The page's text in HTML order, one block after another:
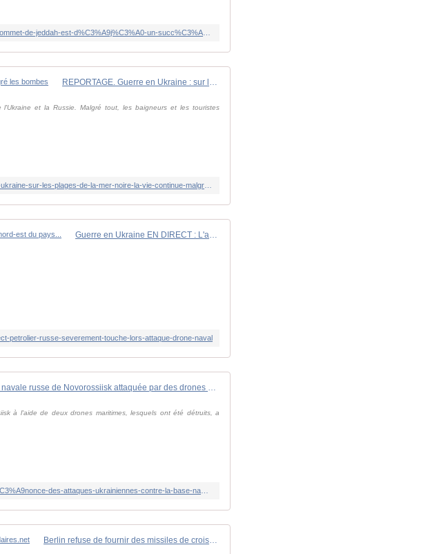
REPORTAGE. Guerre en Ukraine : sur les plages de la mer Noire, "la vie continue" malgré les bombes
et la Russie. Malgré tout, les baigneurs et les touristes
Guerre en Ukraine EN DIRECT : L'armée russe revendique la prise d'un village dans le nord-est du pays...
petrolier-russe-severement-touche-lors-attaque-drone-naval
La base navale russe de Novorossiisk attaquée par des drones ukrainiens
à l'aide de deux drones maritimes, lesquels ont été détruits, a
Berlin refuse de fournir des missiles de croisière à la chasse ukrainienne. - avionslegendaires.net